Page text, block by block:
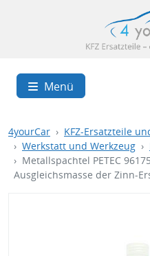
Menü
4yourCar
KFZ-Ersatzteile
Werkstatt und Werkzeug
Metallspachtel PETEC
Ausgleichsmasse der Zinn-